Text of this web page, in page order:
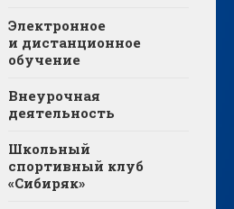
Электронное
и дистанционное
обучение
Внеурочная
деятельность
Школьный
спортивный клуб
«Сибиряк»